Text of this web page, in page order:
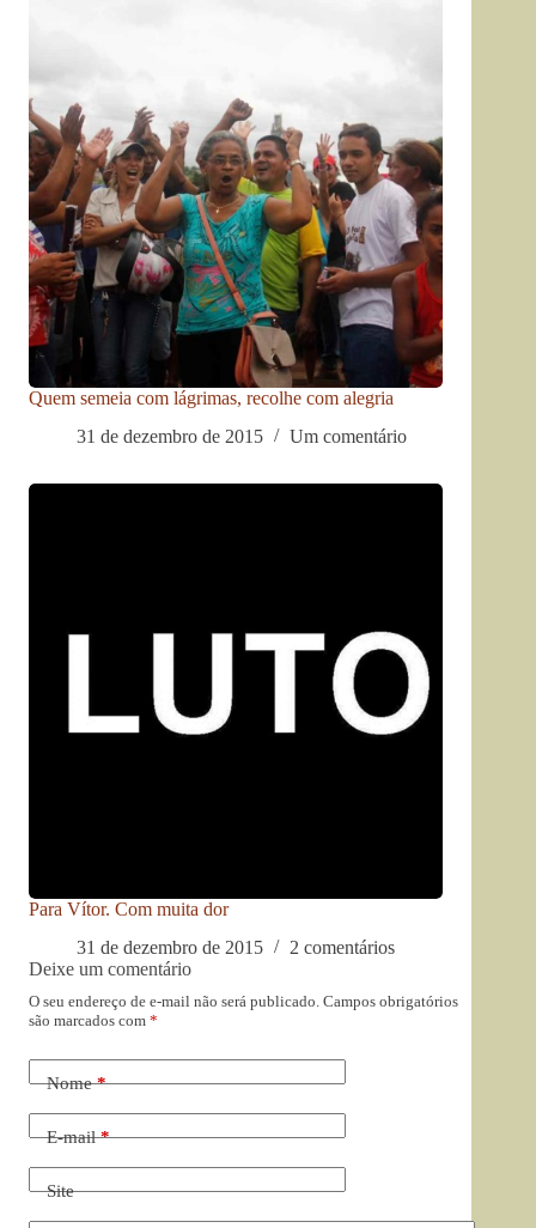
Quem semeia com lágrimas, recolhe com alegria
31 de dezembro de 2015
Um comentário
Para Vítor. Com muita dor
31 de dezembro de 2015
2 comentários
Deixe um comentário
O seu endereço de e-mail não será publicado. Campos obrigatórios
são marcados com *
Nome*
E-mail*
Site